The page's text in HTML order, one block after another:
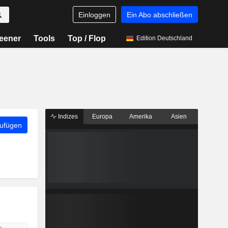
Einloggen Ein Abo abschließen
Tools Top / Flop Edition Deutschland
Indizes Europa Amerika Asien